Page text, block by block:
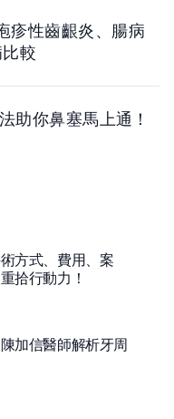
疹性齒齦炎、腸病
較
助你鼻塞馬上通！
方式、費用、案
拾行動力！
加信醫師解析牙周